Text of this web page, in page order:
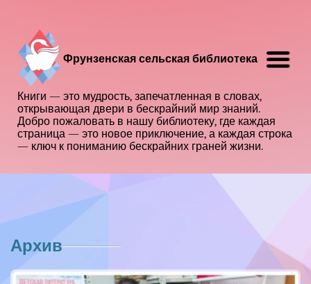
Фрунзенская сельская библиотека
Книги — это мудрость, запечатленная в словах,
открывающая двери в бескрайний мир знаний.
Добро пожаловать в нашу библиотеку, где каждая
страница — это новое приключение, а каждая строка
— ключ к пониманию бескрайних граней жизни.
Архив